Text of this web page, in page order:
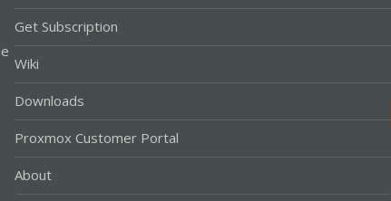
Get Subscription
Wiki
Downloads
Proxmox Customer Portal
About